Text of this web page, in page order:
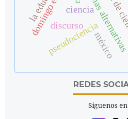
discurso
ciencia
terapias
pseudocienciaméxico
REDES
Síguenos